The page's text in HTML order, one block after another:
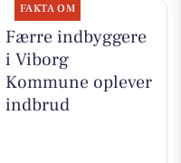
FAKTA OM
Færre indbyggere
i Viborg
Kommune oplever
indbrud